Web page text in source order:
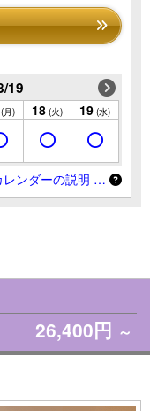
19
(月) 18 (火) 19 (水)
レンダーの説明 …
26,400円 ～